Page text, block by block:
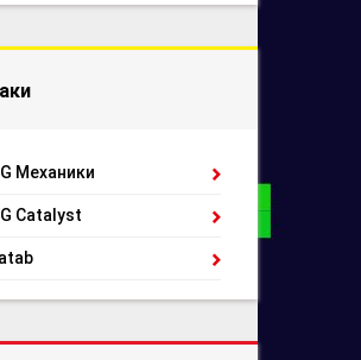
Механики
Catalyst